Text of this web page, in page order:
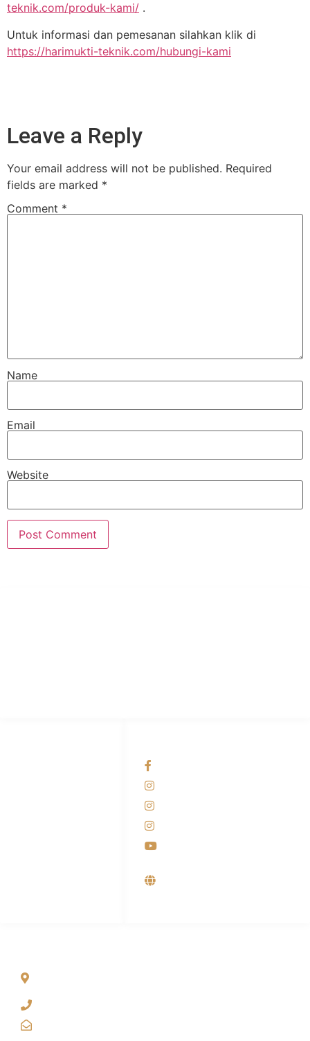
teknik.com/produk-kami/ .
Untuk informasi dan pemesanan silahkan klik di
https://harimukti-teknik.com/hubungi-kami
Leave a Reply
Your email address will not be published. Required
fields are marked *
Comment *
Name
Email
Website